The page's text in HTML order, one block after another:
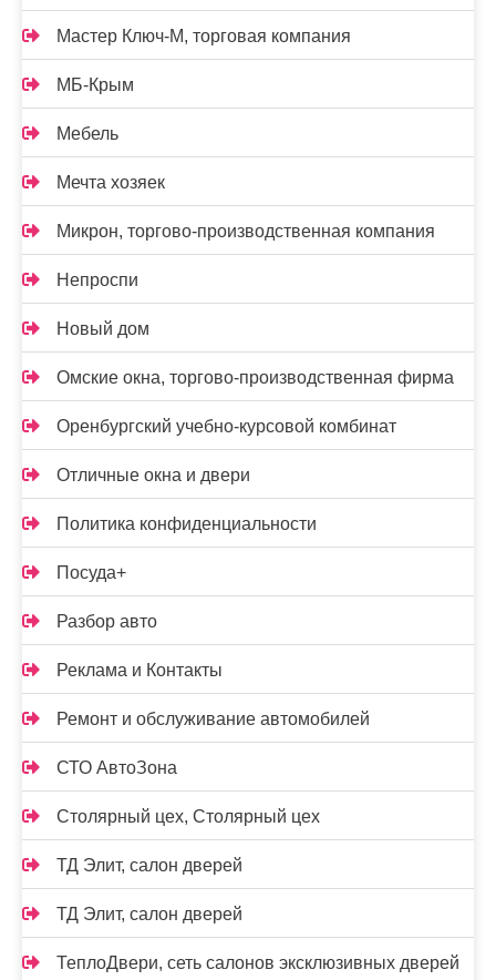
Мастер Ключ-М, торговая компания
МБ-Крым
Мебель
Мечта хозяек
Микрон, торгово-производственная компания
Непроспи
Новый дом
Омские окна, торгово-производственная фирма
Оренбургский учебно-курсовой комбинат
Отличные окна и двери
Политика конфиденциальности
Посуда+
Разбор авто
Реклама и Контакты
Ремонт и обслуживание автомобилей
СТО АвтоЗона
Столярный цех, Столярный цех
ТД Элит, салон дверей
ТД Элит, салон дверей
ТеплоДвери, сеть салонов эксклюзивных дверей